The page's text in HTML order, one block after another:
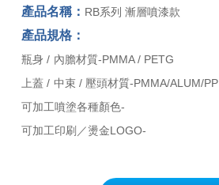
產品名稱： RB系列 漸層噴漆款
產品規格：
瓶身 / 內膽材質-PMMA / PETG
上蓋 / 中束 / 壓頭材質-PMMA/ALUM/PP
可加工噴塗各種顏色-
可加工印刷／燙金LOGO-